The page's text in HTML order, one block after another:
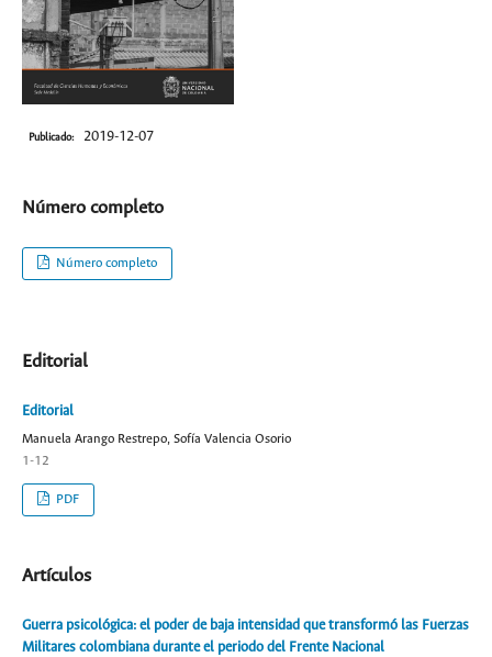
Publicado: 2019-12-07
Número completo
Número completo
Editorial
Editorial
Manuela Arango Restrepo, Sofía Valencia Osorio
1-12
PDF
Artículos
Guerra psicológica: el poder de baja intensidad que transformó las Fuerzas
Militares colombiana durante el periodo del Frente Nacional